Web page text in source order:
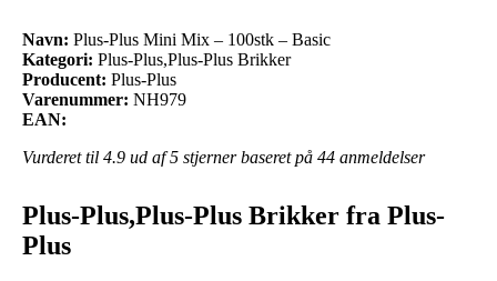
Navn: Plus-Plus Mini Mix – 100stk – Basic
Kategori: Plus-Plus,Plus-Plus Brikker
Producent: Plus-Plus
Varenummer: NH979
EAN:
Vurderet til 4.9 ud af 5 stjerner baseret på 44 anmeldelser
Plus-Plus,Plus-Plus Brikker fra Plus-
Plus